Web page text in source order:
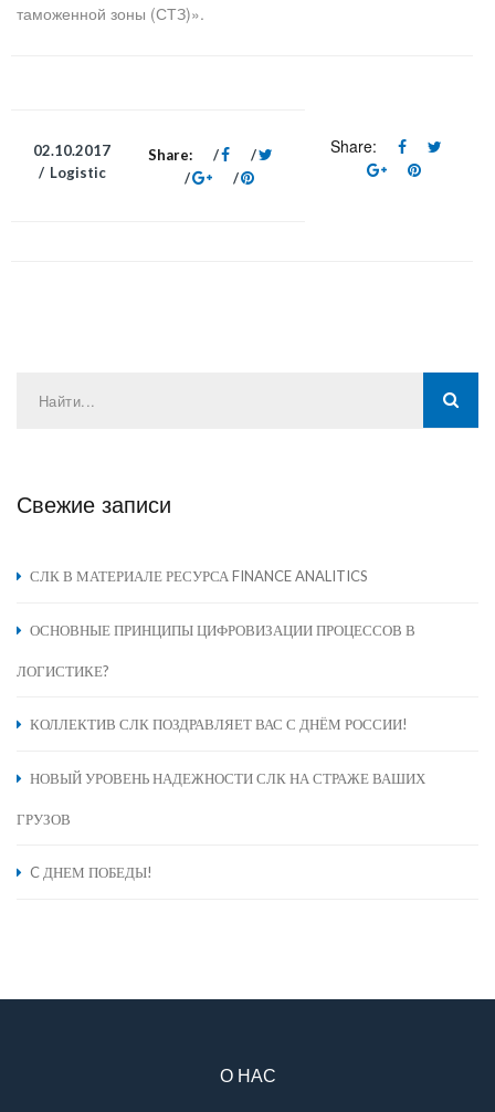
таможенной зоны (СТЗ)».
02.10.2017
Logistic
Share: Share:
Свежие записи
СЛК В МАТЕРИАЛЕ РЕСУРСА FINANCE ANALITICS
ОСНОВНЫЕ ПРИНЦИПЫ ЦИФРОВИЗАЦИИ ПРОЦЕССОВ В
ЛОГИСТИКЕ?
КОЛЛЕКТИВ СЛК ПОЗДРАВЛЯЕТ ВАС С ДНЁМ РОССИИ!
НОВЫЙ УРОВЕНЬ НАДЕЖНОСТИ СЛК НА СТРАЖЕ ВАШИХ
ГРУЗОВ
C ДНЕМ ПОБЕДЫ!
О НАС